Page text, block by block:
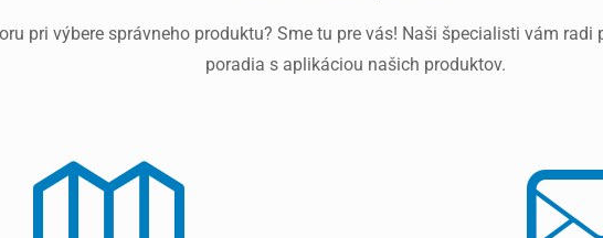
pri výbere správneho produktu? Sme tu pre vás! Naši špecialisti vám
poradia s aplikáciou našich produktov.